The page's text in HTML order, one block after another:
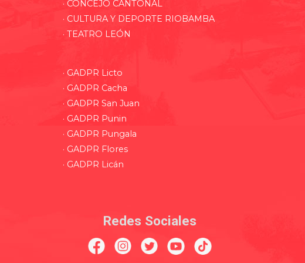
· CONCEJO CANTONAL
· CULTURA Y DEPORTE RIOBAMBA
· TEATRO LEÓN
· GADPR Licto
· GADPR Cacha
· GADPR San Juan
· GADPR Punin
· GADPR Pungala
· GADPR Flores
· GADPR Licán
Redes Sociales